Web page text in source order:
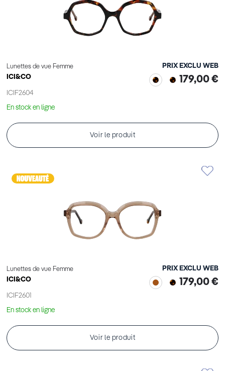
Lunettes de vue Femme
ICI&CO
ICIF2604
PRIX EXCLU WEB
179,00 €
En stock en ligne
Voir le produit
Lunettes de vue Femme
ICI&CO
ICIF2601
PRIX EXCLU WEB
179,00 €
En stock en ligne
Voir le produit